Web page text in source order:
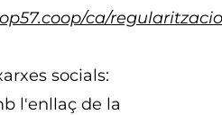
ca/
socials:
l'enllaç de la